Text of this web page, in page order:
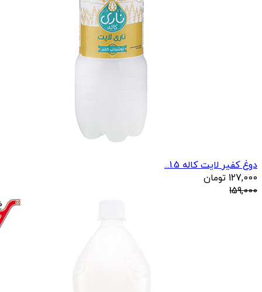
دوغ کفیر لایت کاله 1.5...
127,000 تومان
159,000